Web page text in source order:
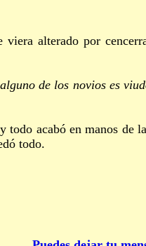
alterado por
de los novios es
acabó en manos de
todo.